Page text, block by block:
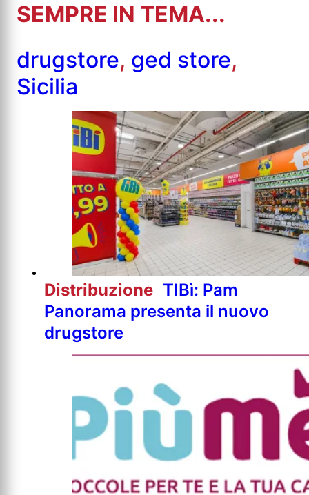
SEMPRE IN TEMA...
drugstore, ged store,
Sicilia
Distribuzione TIBì: Pam
Panorama presenta il nuovo
drugstore